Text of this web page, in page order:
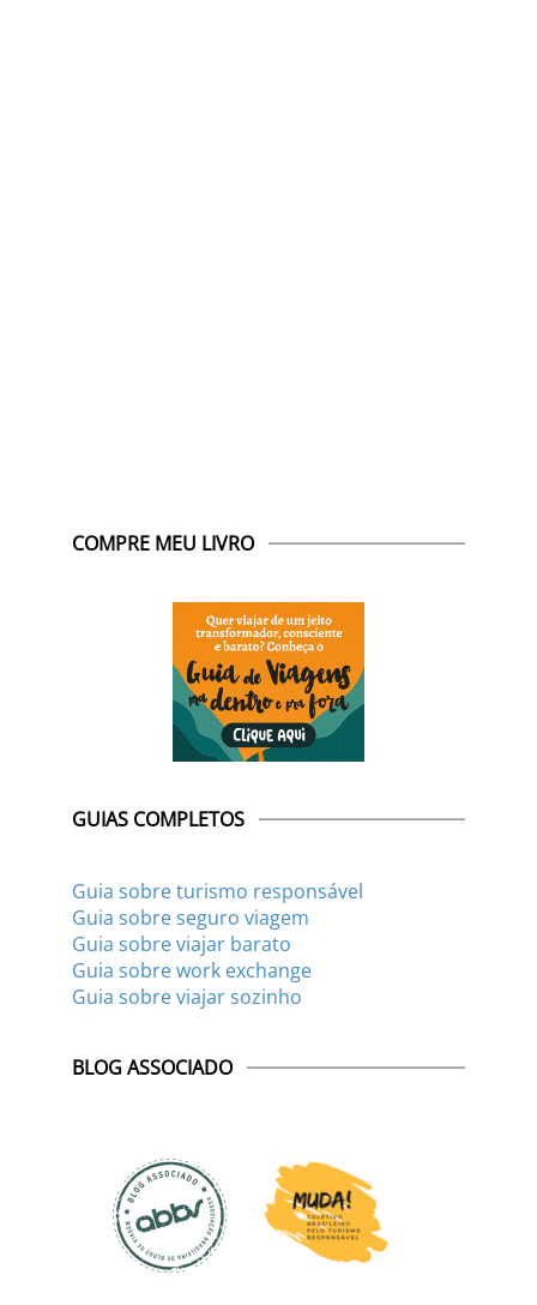
COMPRE MEU LIVRO
GUIAS COMPLETOS
Guia sobre turismo responsável
Guia sobre seguro viagem
Guia sobre viajar barato
Guia sobre work exchange
Guia sobre viajar sozinho
BLOG ASSOCIADO